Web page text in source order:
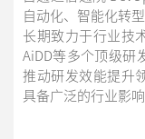
自动化、智能化转型
长期致力于行业技
AiDD等多个顶级研
推动研发效能提升
具备广泛的行业影响